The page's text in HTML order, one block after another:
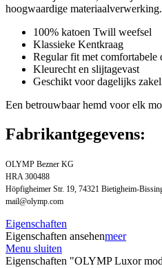
hoogwaardige materiaalverwerking.
100% katoen Twill weefsel
Klassieke Kentkraag
Regular fit met comfortabele
Kleurecht en slijtagevast
Geschikt voor dagelijks
Een betrouwbaar hemd voor elk
Fabrikantgegevens:
OLYMP Bezner KG
HRA 300488
Höpfigheimer Str. 19, 74321 Bietigheim-
mail@olymp.com
Eigenschaften
Eigenschaften ansehenmeer
Menu sluiten
Eigenschaften "OLYMP Luxor